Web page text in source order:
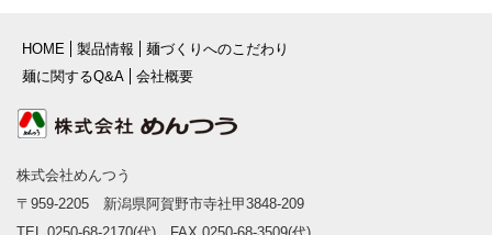
HOME 製品情報
麺づくりへのこだわり
麺に関するQ&A
会社概要
株式会社めんつう
〒959-2205 新潟県阿賀野市寺社甲3848-209